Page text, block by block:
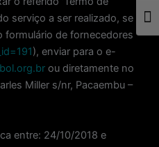
serviço a ser realizado, se
formulário de fornecedores
), enviar para o e-
ou diretamente no
Miller s/nr, Pacaembu –
entre: 24/10/2018 e